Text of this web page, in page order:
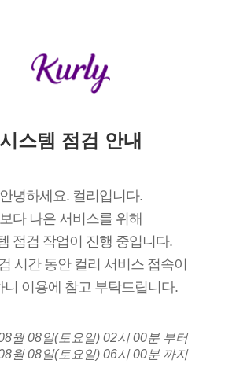
시스템 점검 안내
안녕하세요. 컬리입니다.
보다 나은 서비스를 위해
점검 작업이 진행 중입니다.
시간 동안 컬리 서비스 접속이
니 이용에 참고 부탁드립니다.
월 08일(토요일) 02시 00분 부터
월 08일(토요일) 06시 00분 까지